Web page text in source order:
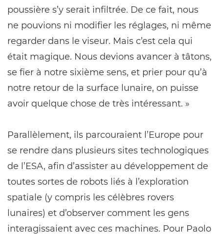
poussière s’y serait infiltrée. De ce fait, nous
ne pouvions ni modifier les réglages, ni même
regarder dans le viseur. Mais c’est cela qui
était magique. Nous devions avancer à tâtons,
se fier à notre sixième sens, et prier pour qu’à
notre retour de la surface lunaire, on puisse
avoir quelque chose de très intéressant. »
Parallèlement, ils parcouraient l’Europe pour
se rendre dans plusieurs sites technologiques
de l’ESA, afin d’assister au développement de
toutes sortes de robots liés à l’exploration
spatiale (y compris les célèbres rovers
lunaires) et d’observer comment les gens
interagissaient avec ces machines. Pour Paolo